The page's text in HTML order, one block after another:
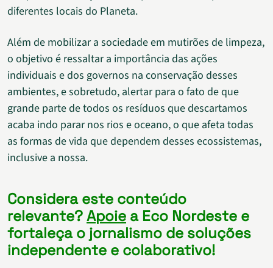
diferentes locais do Planeta.
Além de mobilizar a sociedade em mutirões de limpeza,
o objetivo é ressaltar a importância das ações
individuais e dos governos na conservação desses
ambientes, e sobretudo, alertar para o fato de que
grande parte de todos os resíduos que descartamos
acaba indo parar nos rios e oceano, o que afeta todas
as formas de vida que dependem desses ecossistemas,
inclusive a nossa.
Considera este conteúdo
relevante?Apoie a Eco Nordeste e
fortaleça o jornalismo de soluções
independente e colaborativo!